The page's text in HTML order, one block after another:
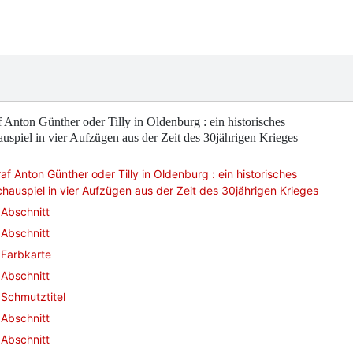
Anton Günther oder Tilly in Oldenburg : ein historisches
in vier Aufzügen aus der Zeit des 30jährigen Krieges
Anton Günther oder Tilly in Oldenburg : ein historisches
in vier Aufzügen aus der Zeit des 30jährigen Krieges
Abschnitt
Abschnitt
Farbkarte
Abschnitt
Schmutztitel
Abschnitt
Abschnitt